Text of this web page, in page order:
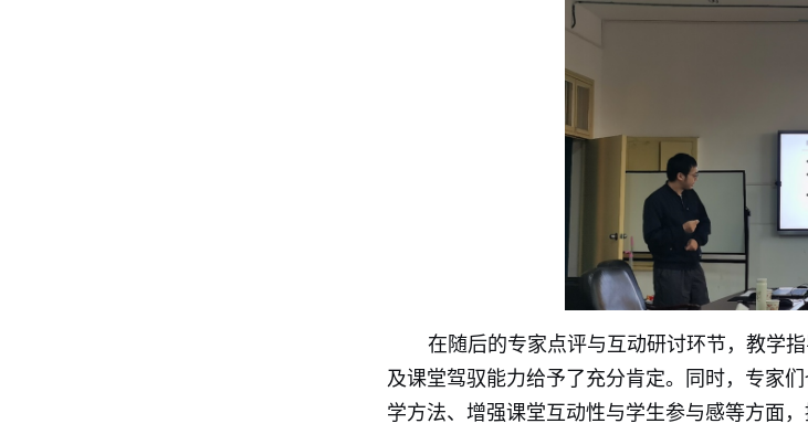
在随后的专家点评与互动研讨环节，教学
及课堂驾驭能力给予了充分肯定。同时，专家
学方法、增强课堂互动性与学生参与感等方面